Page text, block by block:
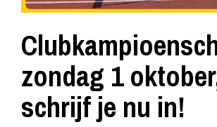
zondag 1
schrijf je nu in!